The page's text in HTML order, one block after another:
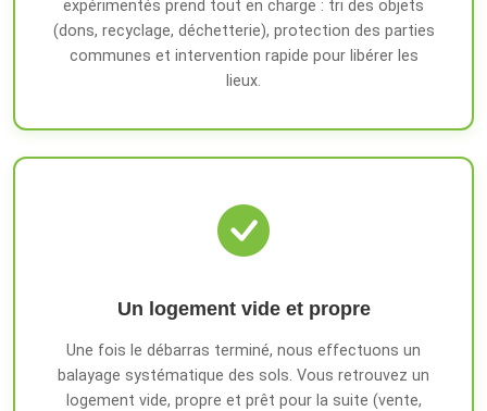
expérimentés prend tout en charge : tri des objets
(dons, recyclage, déchetterie), protection des parties
communes et intervention rapide pour libérer les
lieux.
Un logement vide et propre
Une fois le débarras terminé, nous effectuons un
balayage systématique des sols. Vous retrouvez un
logement vide, propre et prêt pour la suite (vente,